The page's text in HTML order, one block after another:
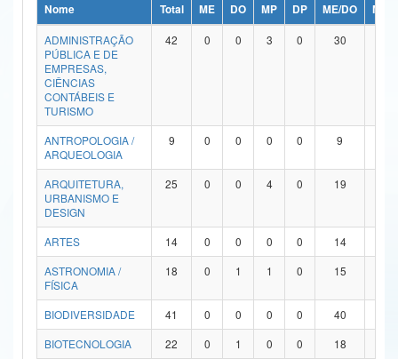
Ministério da Ciência, Tecnologia, Inovações e Comunicações
Ministério do Meio Ambiente
Ministério do Turismo
Ministério do Desenvolvimento Regional
Controladoria-Geral da União
Ministério da Mulher, da Família e dos Direitos Humanos
Secretaria de Governo
Advocacia-Geral da União
Nome Total ME DO MP DP ME/DO
MP/
ADMINISTRAÇÃO
PÚBLICA E DE
EMPRESAS,
CIÊNCIAS
CONTÁBEIS E
TURISMO
42 0 0 3 0 30
ANTROPOLOGIA /
ARQUEOLOGIA
9 0 0 0 0 9
ARQUITETURA,
URBANISMO E
DESIGN
25 0 0 4 0 19
ARTES 14 0 0 0 0 14
ASTRONOMIA /
FÍSICA
18 0 1 1 0 15
BIODIVERSIDADE 41 0 0 0 0 40
BIOTECNOLOGIA
22 0 1 0 0 18